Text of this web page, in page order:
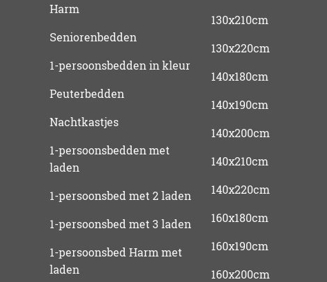
Harm
Seniorenbedden
1-persoonsbedden in kleur
Peuterbedden
Nachtkastjes
1-persoonsbedden met
laden
1-persoonsbed met 2 laden
1-persoonsbed met 3 laden
1-persoonsbed Harm met
laden
130x210cm
130x220cm
140x180cm
140x190cm
140x200cm
140x210cm
140x220cm
160x180cm
160x190cm
160x200cm